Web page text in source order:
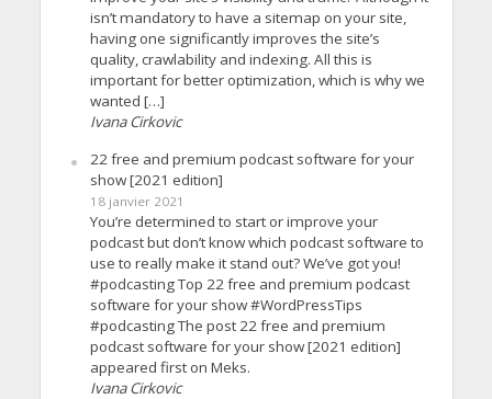
isn’t mandatory to have a sitemap on your site,
having one significantly improves the site’s
quality, crawlability and indexing. All this is
important for better optimization, which is why we
wanted […]
Ivana Cirkovic
22 free and premium podcast software for your
show [2021 edition]
18 janvier 2021
You’re determined to start or improve your
podcast but don’t know which podcast software to
use to really make it stand out? We’ve got you!
#podcasting Top 22 free and premium podcast
software for your show #WordPressTips
#podcasting The post 22 free and premium
podcast software for your show [2021 edition]
appeared first on Meks.
Ivana Cirkovic